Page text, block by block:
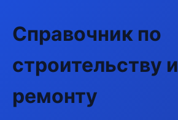
Справочник по
строительству и
ремонту